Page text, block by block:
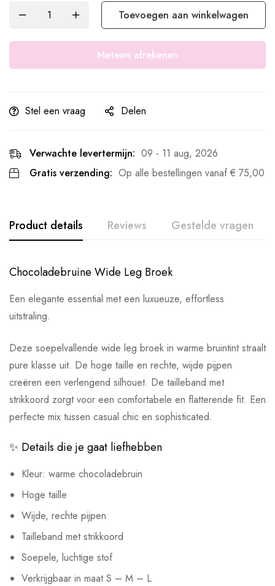
Toevoegen aan winkelwagen
Meteen afrekenen
Stel een vraag Delen
Verwachte levertermijn: 09 - 11 aug, 2026
Gratis verzending: Op alle bestellingen vanaf € 75,00
Product details Reviews Gestelde vragen
Chocoladebruine Wide Leg Broek
Een elegante essential met een luxueuze, effortless
uitstraling.
Deze soepelvallende wide leg broek in warme bruintint straalt
pure klasse uit. De hoge taille en rechte, wijde pijpen
creëren een verlengend silhouet. De tailleband met
strikkoord zorgt voor een comfortabele en flatterende fit. Een
perfecte mix tussen casual chic en sophisticated.
✨ Details die je gaat liefhebben
Kleur: warme chocoladebruin
Hoge taille
Wijde, rechte pijpen
Tailleband met strikkoord
Soepele, luchtige stof
Verkrijgbaar in maat S – M – L